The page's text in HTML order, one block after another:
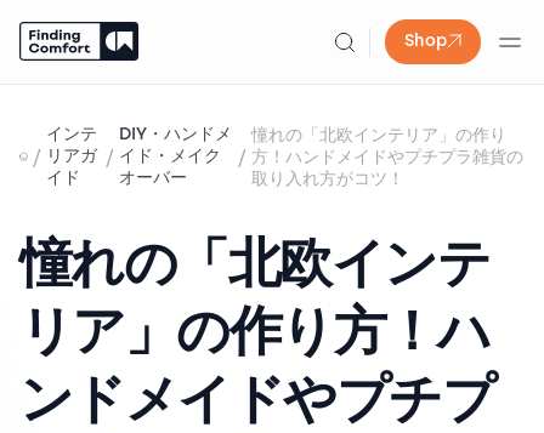
Shop
content
/
インテ
リアガ
イド
/
DIY・ハンドメ
イド・メイク
オーバー
/
憧れの「北欧インテリア」の作り
方！ハンドメイドやプチプラ雑貨の
取り入れ方がコツ！
憧れの「北欧インテ
リア」の作り方！ハ
ンドメイドやプチプ